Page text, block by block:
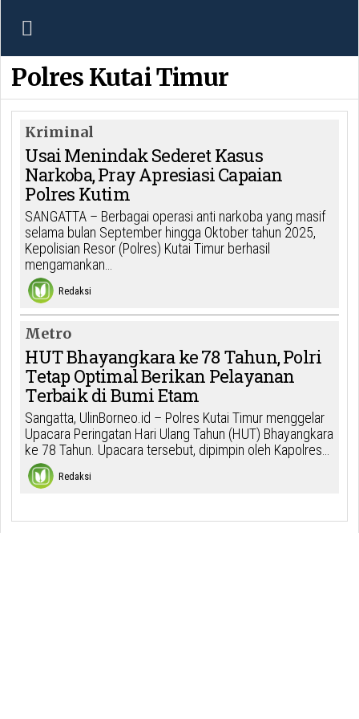
Polres Kutai Timur
Kriminal
Usai Menindak Sederet Kasus
Narkoba, Pray Apresiasi Capaian
Polres Kutim
SANGATTA – Berbagai operasi anti narkoba yang masif
selama bulan September hingga Oktober tahun 2025,
Kepolisian Resor (Polres) Kutai Timur berhasil
mengamankan…
Redaksi
Metro
HUT Bhayangkara ke 78 Tahun, Polri
Tetap Optimal Berikan Pelayanan
Terbaik di Bumi Etam
Sangatta, UlinBorneo.id – Polres Kutai Timur menggelar
Upacara Peringatan Hari Ulang Tahun (HUT) Bhayangkara
ke 78 Tahun. Upacara tersebut, dipimpin oleh Kapolres…
Redaksi